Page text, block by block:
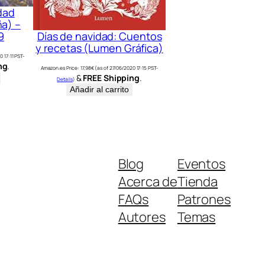
–
PST-
.
Días de navidad: Cuentos
y recetas (Lumen Gráfica)
Amazon.es Price:17,98€(as of 27/06/2020 17:15 PST-
Details) &FREE Shipping.
Añadir al carrito
Blog
Acerca de
FAQs
Autores
Eventos
Tienda
Patrones
Temas